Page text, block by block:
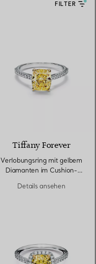
FILTER
Tiffany Forever
Verlobungsring mit gelbem
Diamanten im Cushion-
Diamantring in Platin
Details ansehen